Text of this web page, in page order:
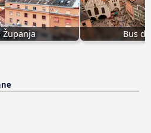
Županja Bus